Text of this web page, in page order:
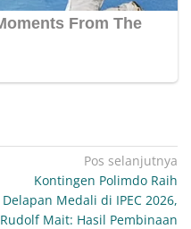
Pos selanjutnya
Kontingen Polimdo Raih
Delapan Medali di IPEC 2026,
Rudolf Mait: Hasil Pembinaan